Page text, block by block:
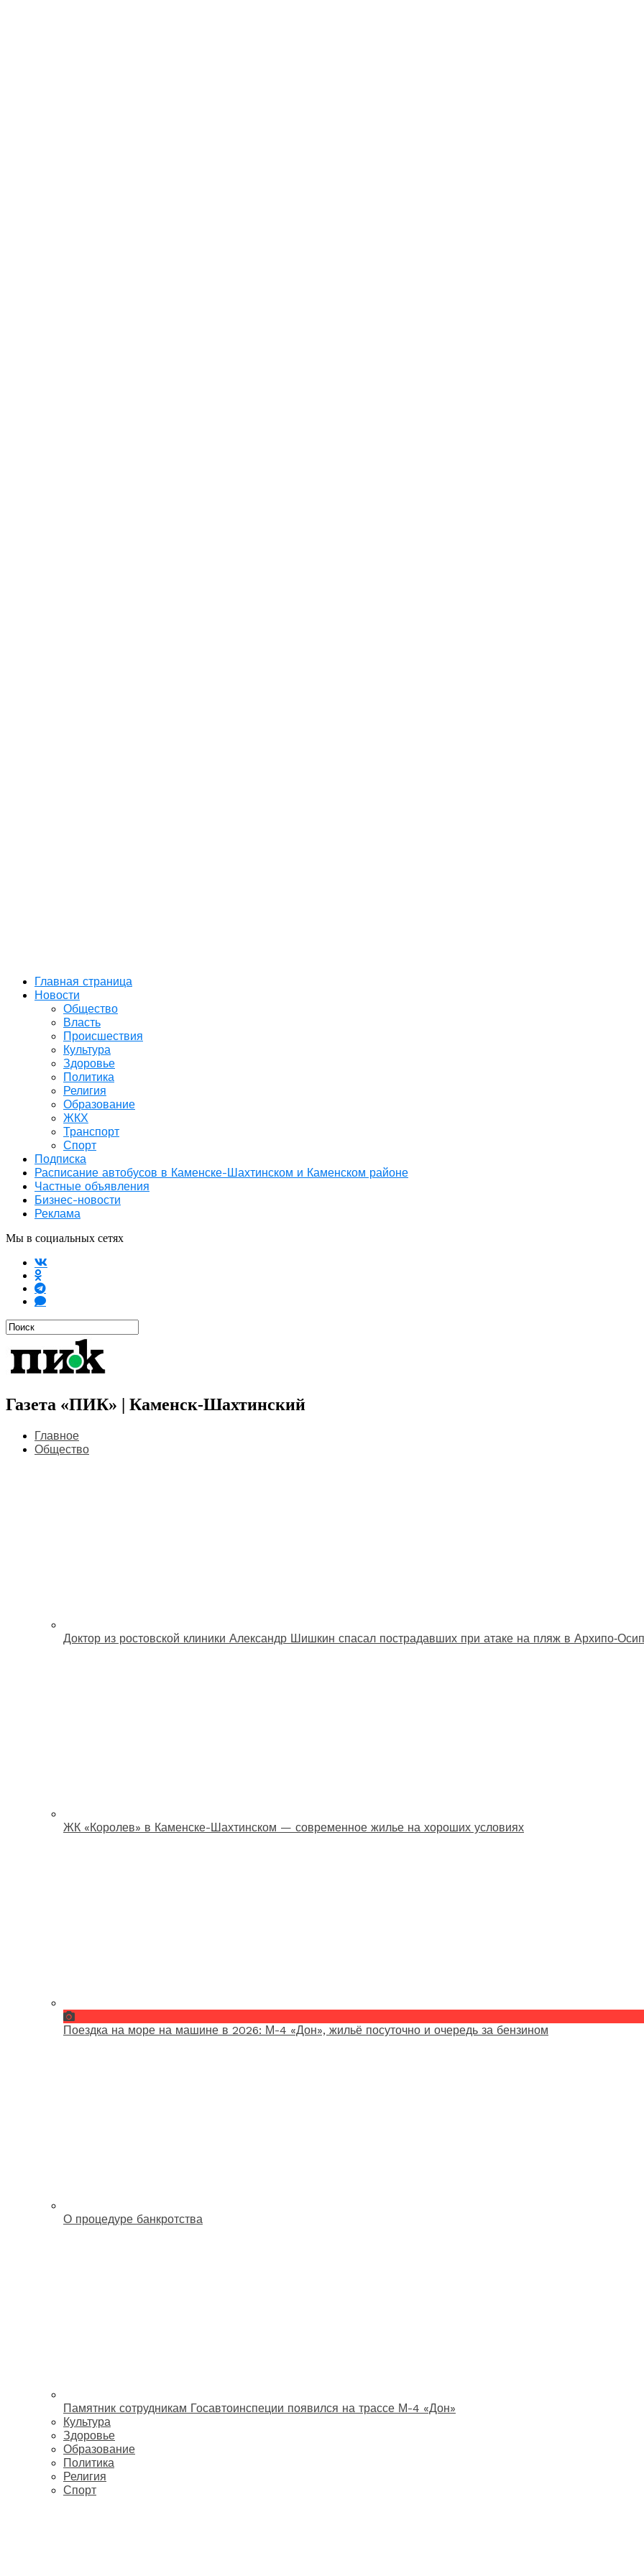
Главная страница
Новости
Общество
Власть
Происшествия
Культура
Здоровье
Политика
Религия
Образование
ЖКХ
Транспорт
Спорт
Подписка
Расписание автобусов в Каменске-Шахтинском и Каменском районе
Частные объявления
Бизнес-новости
Реклама
Мы в социальных сетях
Газета «ПИК» | Каменск-Шахтинский
Главное
Общество
Доктор из ростовской клиники Александр Шишкин спасал пострадавших при атаке на пляж в
ЖК «Королев» в Каменске-Шахтинском — современное жилье на хороших условиях
Поездка на море на машине в 2026: М-4 «Дон», жильё посуточно и очередь за бензином
О процедуре банкротства
Памятник сотрудникам Госавтоинспеции появился на трассе М-4 «Дон»
Культура
Здоровье
Образование
Политика
Религия
Спорт